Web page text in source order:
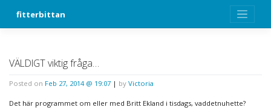
fitterbittan
VÄLDIGT viktig fråga…
Posted on Feb 27, 2014 @ 19:07 | by Victoria
Det här programmet om eller med Britt Ekland i tisdags, vaddetnuhette?